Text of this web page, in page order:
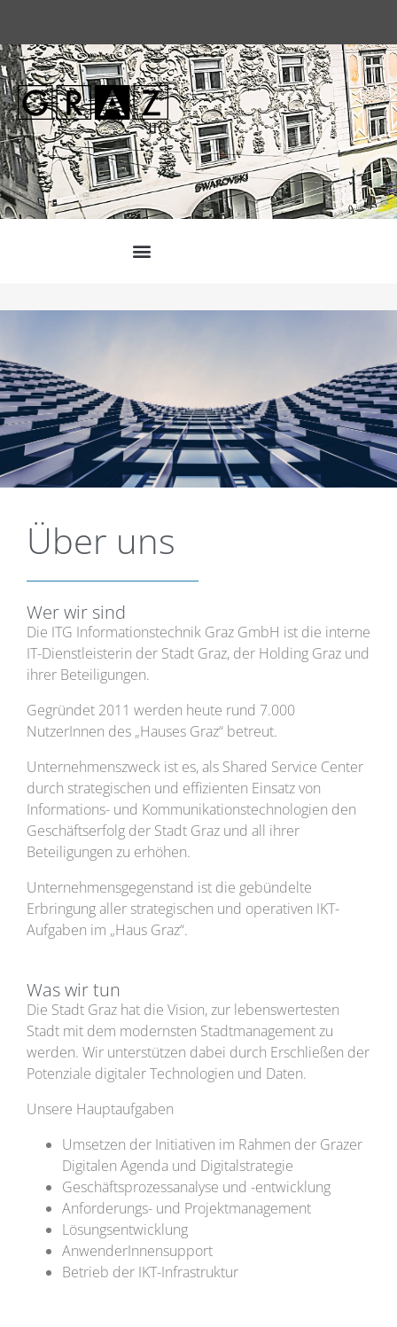
Über uns
Wer wir sind
Die ITG Informationstechnik Graz GmbH ist die interne
IT-Dienstleisterin der Stadt Graz, der Holding Graz und
ihrer Beteiligungen.
Gegründet 2011 werden heute rund 7.000
NutzerInnen des „Hauses Graz“ betreut.
Unternehmenszweck ist es, als Shared Service Center
durch strategischen und effizienten Einsatz von
Informations- und Kommunikationstechnologien den
Geschäftserfolg der Stadt Graz und all ihrer
Beteiligungen zu erhöhen.
Unternehmensgegenstand ist die gebündelte
Erbringung aller strategischen und operativen IKT-
Aufgaben im „Haus Graz“.
Was wir tun
Die Stadt Graz hat die Vision, zur lebenswertesten
Stadt mit dem modernsten Stadtmanagement zu
werden. Wir unterstützen dabei durch Erschließen der
Potenziale digitaler Technologien und Daten.
Unsere Hauptaufgaben
Umsetzen der Initiativen im Rahmen der Grazer
Digitalen Agenda und Digitalstrategie
Geschäftsprozessanalyse und -entwicklung
Anforderungs- und Projektmanagement
Lösungsentwicklung
AnwenderInnensupport
Betrieb der IKT-Infrastruktur